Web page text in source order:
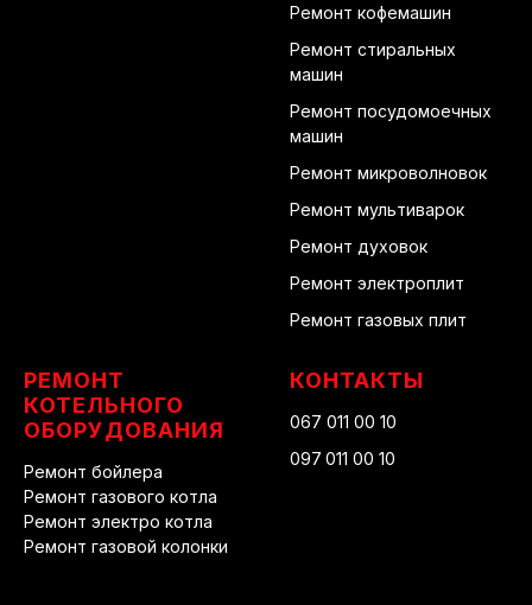
Ремонт кофемашин
Ремонт стиральных
машин
Ремонт посудомоечных
машин
Ремонт микроволновок
Ремонт мультиварок
Ремонт духовок
Ремонт электроплит
Ремонт газовых плит
РЕМОНТ
КОТЕЛЬНОГО
ОБОРУДОВАНИЯ
Ремонт бойлера
Ремонт газового котла
Ремонт электро котла
Ремонт газовой колонки
КОНТАКТЫ
067 011 00 10
097 011 00 10